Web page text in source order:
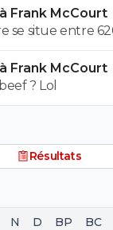
Frank McCourt
se situe entre
Frank McCourt
? Lol
Résultats
N D BP BC